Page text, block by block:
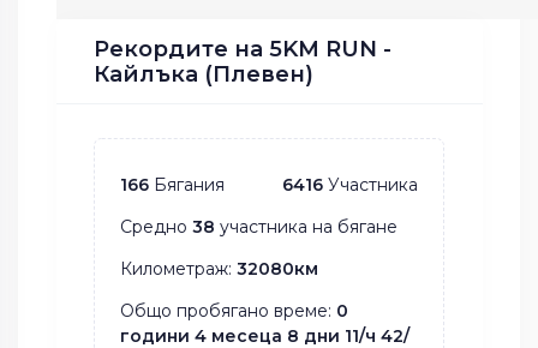
Рекордите на 5KM RUN -
Кайлъка (Плевен)
166 Бягания 6416 Участника
Средно 38 участника на бягане
Километраж: 32080км
Общо пробягано време: 0
години 4 месеца 8 дни 11/ч 42/